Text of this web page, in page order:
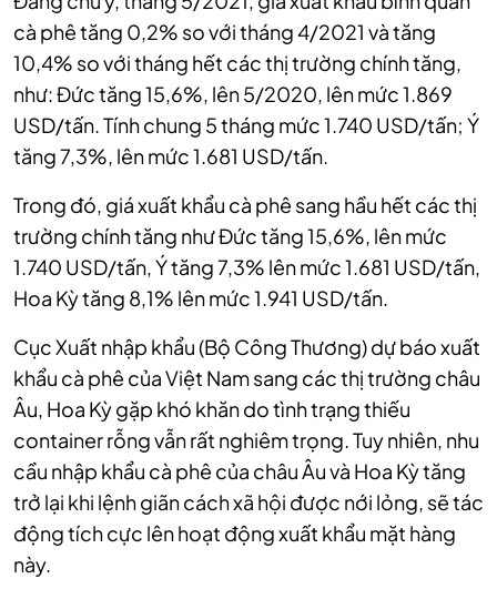
cà phê tăng 0,2% so với tháng 4/2021 và tăng
10,4% so với tháng hết các thị trường chính tăng,
như: Đức tăng 15,6%, lên 5/2020, lên mức 1.869
USD/tấn. Tính chung 5 tháng mức 1.740 USD/tấn; Ý
tăng 7,3%, lên mức 1.681 USD/tấn.
Trong đó, giá xuất khẩu cà phê sang hầu hết các thị
trường chính tăng như Đức tăng 15,6%, lên mức
1.740 USD/tấn, Ý tăng 7,3% lên mức 1.681 USD/tấn,
Hoa Kỳ tăng 8,1% lên mức 1.941 USD/tấn.
Cục Xuất nhập khẩu (Bộ Công Thương) dự báo xuất
khẩu cà phê của Việt Nam sang các thị trường châu
Âu, Hoa Kỳ gặp khó khăn do tình trạng thiếu
container rỗng vẫn rất nghiêm trọng. Tuy nhiên, nhu
cầu nhập khẩu cà phê của châu Âu và Hoa Kỳ tăng
trở lại khi lệnh giãn cách xã hội được nới lỏng, sẽ tác
động tích cực lên hoạt động xuất khẩu mặt hàng
này.